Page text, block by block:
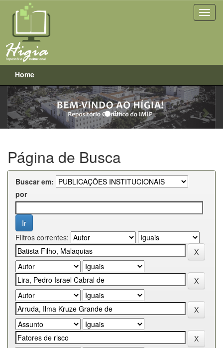
Skip
navigation
Home
Previous Next
Página de Busca
Buscar em:
por
Filtros correntes: